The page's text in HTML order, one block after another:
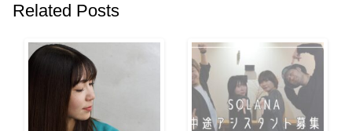
Related Posts